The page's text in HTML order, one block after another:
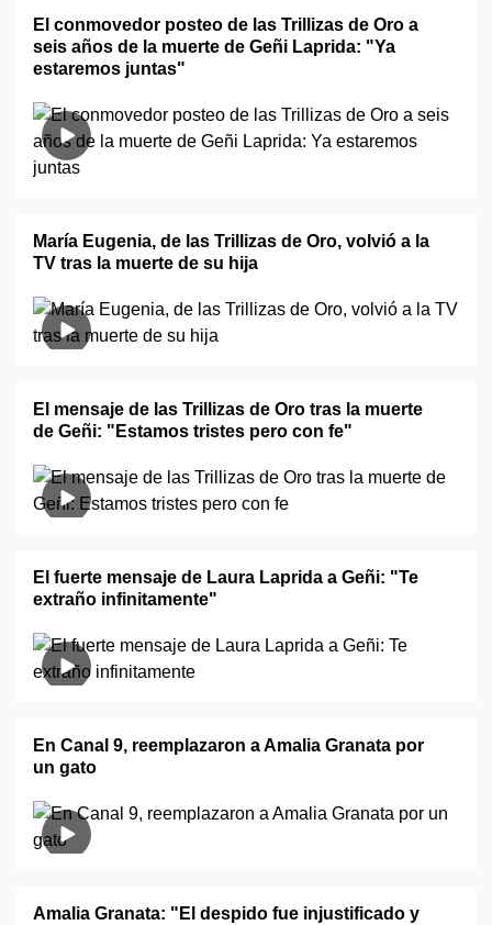
El conmovedor posteo de las Trillizas de Oro a
seis años de la muerte de Geñi Laprida: "Ya
estaremos juntas"
María Eugenia, de las Trillizas de Oro, volvió a la
TV tras la muerte de su hija
El mensaje de las Trillizas de Oro tras la muerte
de Geñi: "Estamos tristes pero con fe"
El fuerte mensaje de Laura Laprida a Geñi: "Te
extraño infinitamente"
En Canal 9, reemplazaron a Amalia Granata por
un gato
Amalia Granata: "El despido fue injustificado y